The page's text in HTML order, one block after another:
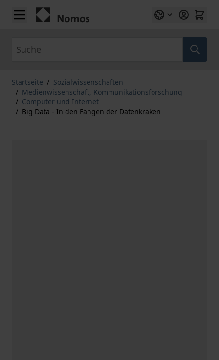
Zum Inhalt springen
Startseite / Sozialwissenschaften
/ Medienwissenschaft, Kommunikationsforschung
/ Computer und Internet
/ Big Data - In den Fängen der Datenkraken